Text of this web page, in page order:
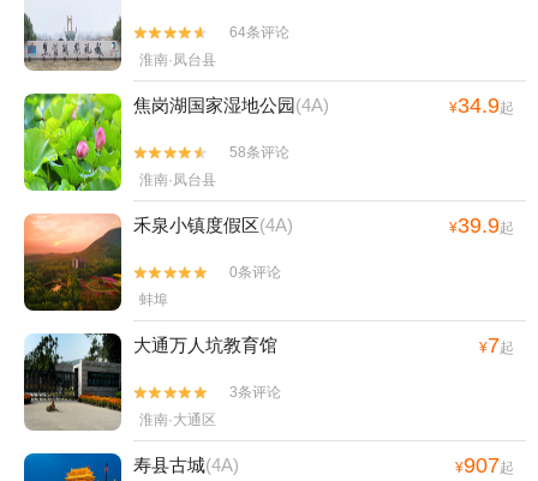


64条评论
淮南·凤台县
焦岗湖国家湿地公园(4A) ¥34.9起


58条评论
淮南·凤台县
禾泉小镇度假区(4A) ¥39.9起


0条评论
蚌埠
大通万人坑教育馆 ¥7起


3条评论
淮南·大通区
寿县古城(4A) ¥907起